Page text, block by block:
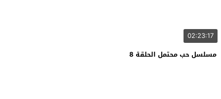
02:23:17
مسلسل حب محتمل الحلقة 8